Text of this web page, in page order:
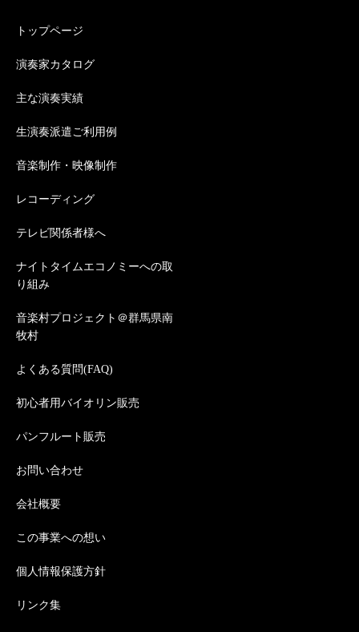
トップページ
演奏家カタログ
主な演奏実績
生演奏派遣ご利用例
音楽制作・映像制作
レコーディング
テレビ関係者様へ
ナイトタイムエコノミーへの取
り組み
音楽村プロジェクト＠群馬県南
牧村
よくある質問(FAQ)
初心者用バイオリン販売
パンフルート販売
お問い合わせ
会社概要
この事業への想い
個人情報保護方針
リンク集